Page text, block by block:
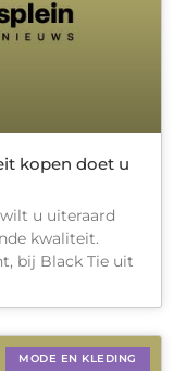
kopen doet u
u uiteraard
kwaliteit.
bij Black Tie uit
MODE EN KLEDING